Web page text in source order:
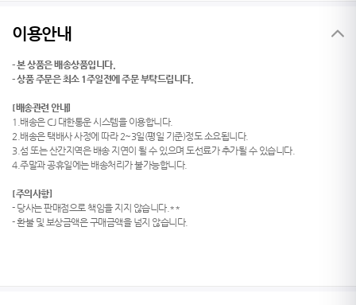
이용안내
- 본 상품은 배송상품입니다.
- 상품 주문은 최소 1주일전에 주문 부탁드립니다.
[배송관련 안내]
1.배송은 CJ 대한통운 시스템을 이용합니다.
2.배송은 택배사 사정에 따라 2~3일(평일 기준)정도 소요됩니다.
3.섬 또는 산간지역은 배송 지연이 될 수 있으며 도선료가 추가될 수 있습니다.
4.주말과 공휴일에는 배송처리가 불가능합니다.
[주의사항]
- 당사는 판매점으로 책임을 지지 않습니다.**
- 환불 및 보상금액은 구매금액을 넘지 않습니다.